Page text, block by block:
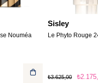
Nouméa
Sisley
Le Phyto Rouge
₺3.625,00